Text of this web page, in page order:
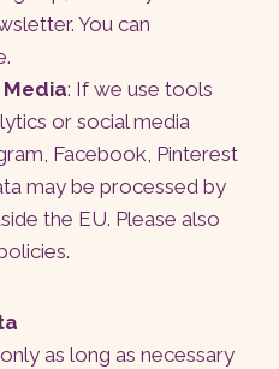
You can
: If we use tools
or social media
Facebook, Pinterest
may be processed by
the EU. Please also
as long as necessary